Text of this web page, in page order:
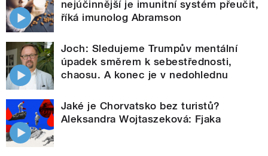
nejúčinnější je imunitní systém přeučit,
říká imunolog Abramson
Joch: Sledujeme Trumpův mentální
úpadek směrem k sebestřednosti,
chaosu. A konec je v nedohlednu
Jaké je Chorvatsko bez turistů?
Aleksandra Wojtaszeková: Fjaka